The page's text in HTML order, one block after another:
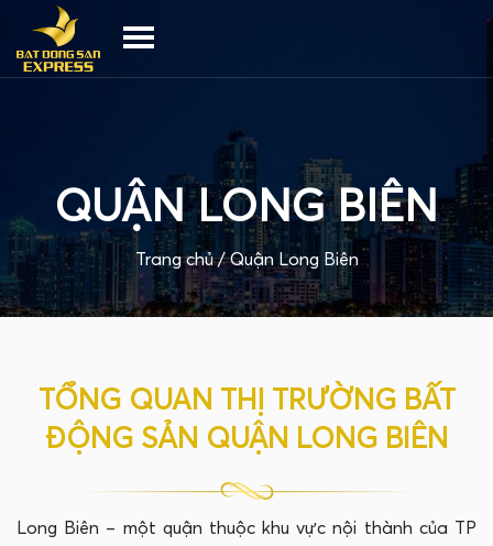
QUẬN LONG BIÊN
Trang chủ / Quận Long Biên
TỔNG QUAN THỊ TRƯỜNG BẤT
ĐỘNG SẢN QUẬN LONG BIÊN
Long Biên – một quận thuộc khu vực nội thành của TP